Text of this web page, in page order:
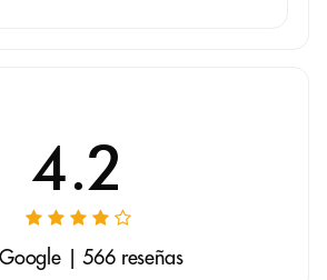
4.2
| 566 reseñas